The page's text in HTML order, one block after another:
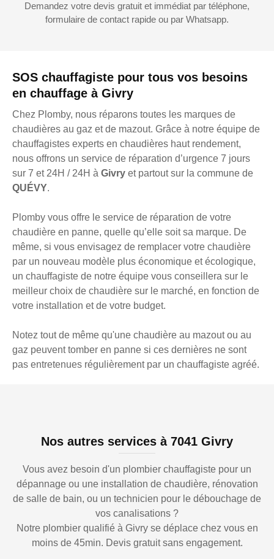
SOS chauffagiste pour tous vos besoins
en chauffage à Givry
Chez Plomby, nous réparons toutes les marques de
chaudières au gaz et de mazout. Grâce à notre équipe de
chauffagistes experts en chaudières haut rendement,
nous offrons un service de réparation d’urgence 7 jours
sur 7 et 24H / 24H à Givry et partout sur la commune de
QUÉVY.
Plomby vous offre le service de réparation de votre
chaudière en panne, quelle qu’elle soit sa marque. De
même, si vous envisagez de remplacer votre chaudière
par un nouveau modèle plus économique et écologique,
un chauffagiste de notre équipe vous conseillera sur le
meilleur choix de chaudière sur le marché, en fonction de
votre installation et de votre budget.
Notez tout de même qu'une chaudière au mazout ou au
gaz peuvent tomber en panne si ces dernières ne sont
pas entretenues régulièrement par un chauffagiste agréé.
Demandez votre devis gratuit et immédiat par téléphone,
formulaire de contact rapide ou par Whatsapp.
Nos autres services à 7041 Givry
Vous avez besoin d'un plombier chauffagiste pour un
dépannage ou une installation de chaudière, rénovation
de salle de bain, ou un technicien pour le débouchage de
vos canalisations ?
Notre plombier qualifié à Givry se déplace chez vous en
moins de 45min. Devis gratuit sans engagement.